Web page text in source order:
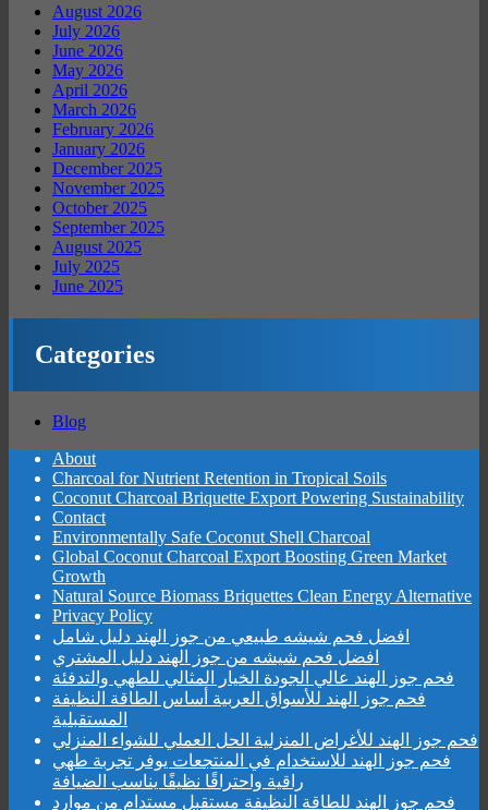
August 2026
July 2026
June 2026
May 2026
April 2026
March 2026
February 2026
January 2026
December 2025
November 2025
October 2025
September 2025
August 2025
July 2025
June 2025
Categories
Blog
About
Charcoal for Nutrient Retention in Tropical Soils
Coconut Charcoal Briquette Export Powering Sustainability
Contact
Environmentally Safe Coconut Shell Charcoal
Global Coconut Charcoal Export Boosting Green Market
Growth
Natural Source Biomass Briquettes Clean Energy Alternative
Privacy Policy
افضل فحم شيشه طبيعي من جوز الهند دليل شامل
افضل فحم شيشه من جوز الهند دليل المشتري
فحم جوز الهند عالي الجودة الخيار المثالي للطهي والتدفئة
فحم جوز الهند للأسواق العربية أساس الطاقة النظيفة
المستقبلية
فحم جوز الهند للأغراض المنزلية الحل العملي للشواء المنزلي
فحم جوز الهند للاستخدام في المنتجعات يوفر تجربة طهي
راقية واحتراقًا نظيفًا يناسب الضيافة
فحم جوز الهند للطاقة النظيفة مستقبل مستدام من موارد